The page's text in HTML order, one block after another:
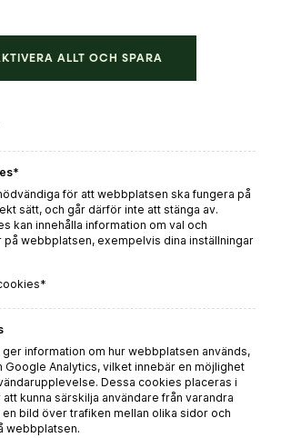
MER VIN OCH MAT
ALLT OCH SPARA
för att webbplatsen ska fungera på
sätt, och går därför inte att stänga av.
kan innehålla information om val och
på webbplatsen, exempelvis dina inställningar
information om hur webbplatsen används,
Google Analytics, vilket innebär en möjlighet
Dessa cookies placeras i
kunna särskilja användare från varandra
bild över trafiken mellan olika sidor och
webbplatsen.